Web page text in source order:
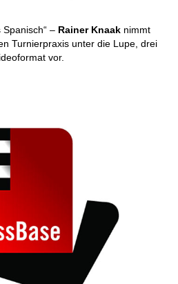
– Rainer Knaak nimmt
Turnierpraxis unter die Lupe, drei
vor.